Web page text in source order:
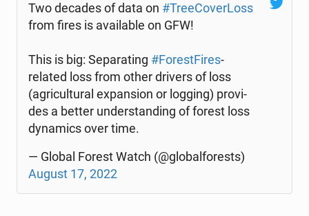
Two decades of data on #Tre­eCo­ver­Loss
from fires is ava­ila­ble on GFW!
This is big: Se­pa­ra­ting #Fo­re­st­Fi­res-
related loss from other drivers of loss
(agri­cul­tu­ral expan­sion or logging) pro­vi­
des a better un­der­stan­ding of forest loss
dy­na­mics over time.
— Global Forest Watch (@glo­bal­fo­re­sts)
August 17, 2022